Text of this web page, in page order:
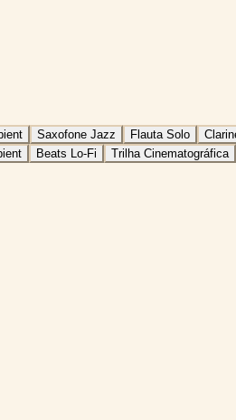
Saxofone Jazz Flauta Solo
Beats Lo-Fi Trilha Cinematográfica